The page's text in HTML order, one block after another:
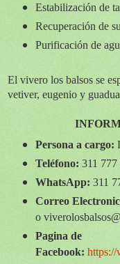
Estabilización de
Recuperación de
Purificación de
El vivero los balsos se
vetiver, eugenio y
Persona a cargo:
Teléfono: 311 777
WhatsApp: 311
Correo
o
Pagina de
Facebook: https://